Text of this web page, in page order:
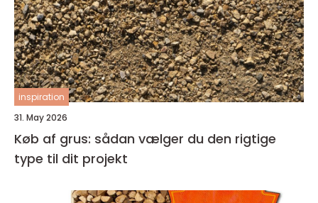
inspiration
31. May 2026
Køb af grus: sådan vælger du den rigtige
type til dit projekt